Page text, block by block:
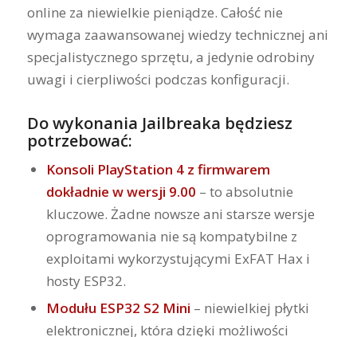
online za niewielkie pieniądze. Całość nie
wymaga zaawansowanej wiedzy technicznej ani
specjalistycznego sprzętu, a jedynie odrobiny
uwagi i cierpliwości podczas konfiguracji.
Do wykonania Jailbreaka będziesz
potrzebować:
Konsoli PlayStation 4 z firmwarem
dokładnie w wersji 9.00 – to absolutnie
kluczowe. Żadne nowsze ani starsze wersje
oprogramowania nie są kompatybilne z
exploitami wykorzystującymi ExFAT Hax i
hosty ESP32.
Modułu ESP32 S2 Mini – niewielkiej płytki
elektronicznej, która dzięki możliwości